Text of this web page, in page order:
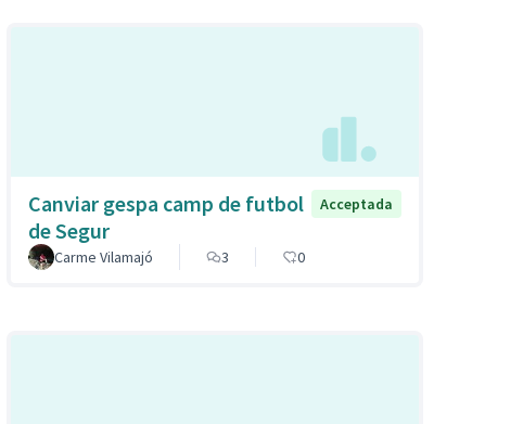
Canviar gespa camp de futbol
de Segur
Acceptada
Carme Vilamajó 3 0